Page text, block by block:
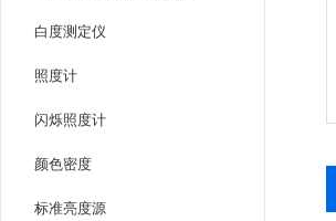
白度测定仪
照度计
闪烁照度计
颜色密度
标准亮度源